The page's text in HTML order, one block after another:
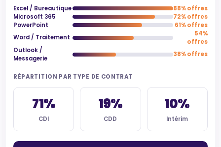
Excel / Bureautique
88% offres
Microsoft 365
72% offres
PowerPoint
61% offres
Word / Traitement
54%
offres
Outlook /
Messagerie
38% offres
RÉPARTITION PAR TYPE DE CONTRAT
71%
CDI
19%
CDD
10%
Intérim